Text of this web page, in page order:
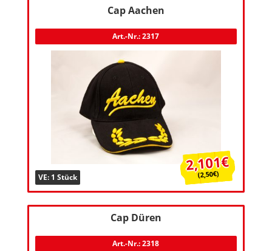
Cap Aachen
Art.-Nr.: 2317
VE: 1 Stück
2,101€
(2,50€)
Cap Düren
Art.-Nr.: 2318